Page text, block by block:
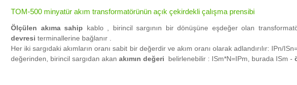
TOM-500 minyatür akım transformatörünün açık çekirdekli çalışma prensibi
Ölçülen akıma sahip kablo , birincil sargının bir dönüşüne eşdeğer olan
devresi terminallerine bağlanır .
Her iki sargıdaki akımların oranı sabit bir değerdir ve akım oranı olarak adlandırılır: IPn/
değerinden, birincil sargıdan akan akımın değeri belirlenebilir : ISm*N=IPm, burada ISm -